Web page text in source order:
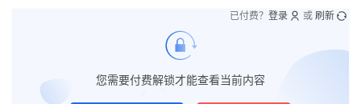
您需要付费解锁才能查看当前内容
已付费？ 登录 或 刷新